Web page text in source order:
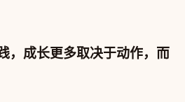
，成长更多取决于动作，而